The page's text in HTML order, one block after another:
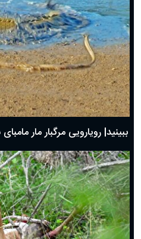
ببینید| رویارویی مرگبار مار